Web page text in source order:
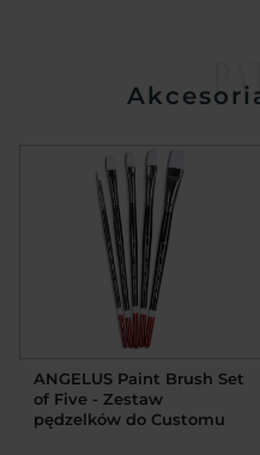
ANGELUS Paint Brush Set
of Five - Zestaw
pędzelków do Customu